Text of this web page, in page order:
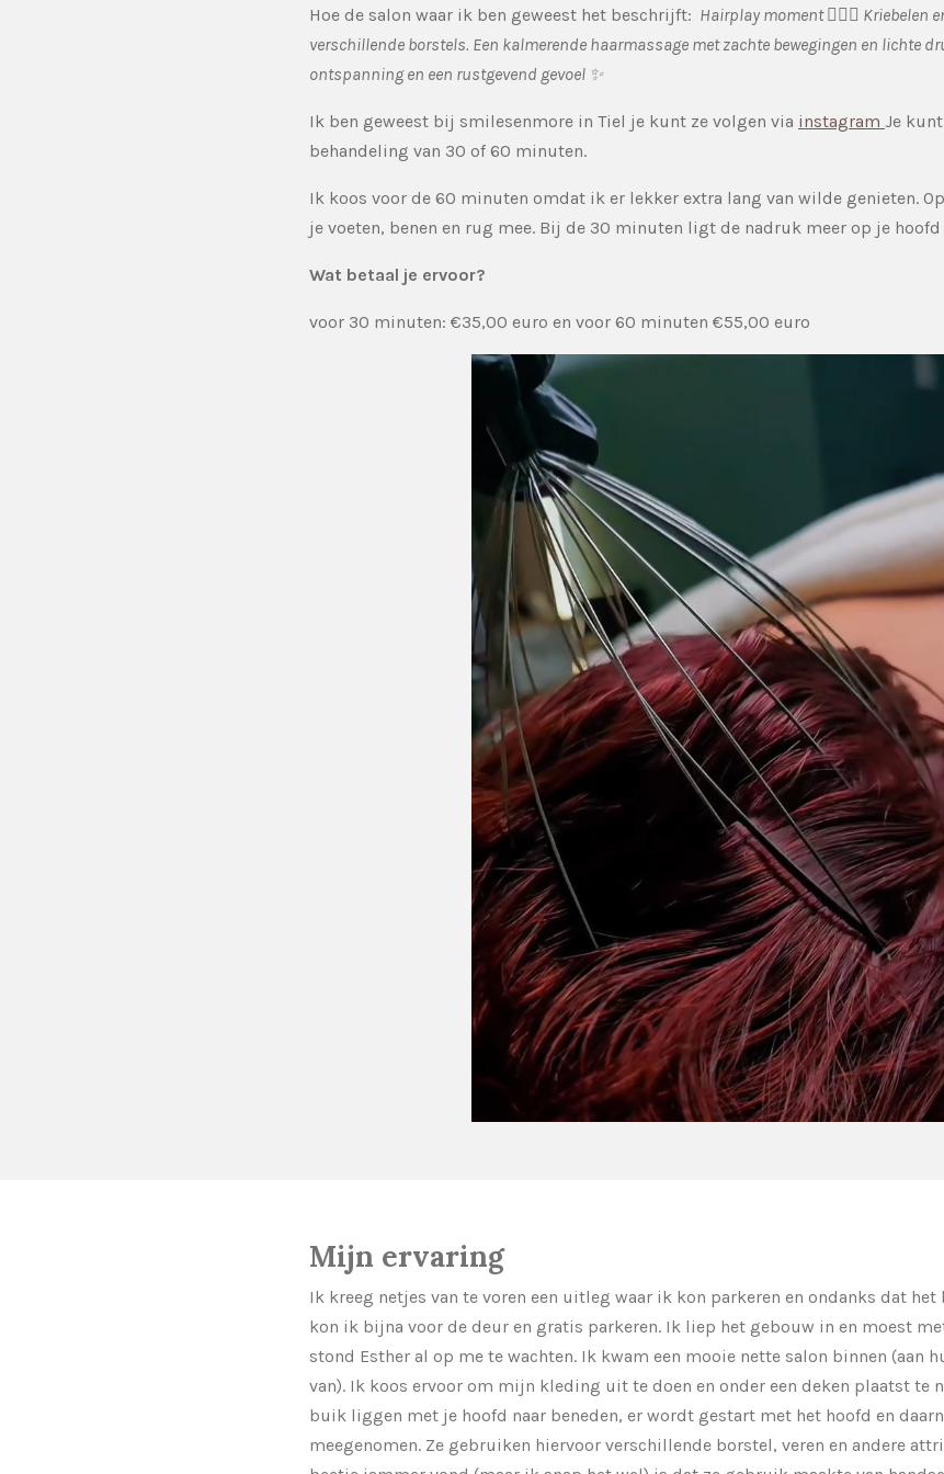
Hoe de salon waar ik ben geweest het beschrijft: Hairplay moment 💆🏼‍♀️ Kriebelen
verschillende borstels. Een kalmerende haarmassage met zachte bewegingen en lichte
ontspanning en een rustgevend gevoel ✨️
Ik ben geweest bij smilesenmore in Tiel je kunt ze volgen via instagram Je
behandeling van 30 of 60 minuten.
Ik koos voor de 60 minuten omdat ik er lekker extra lang van wilde genieten.
je voeten, benen en rug mee. Bij de 30 minuten ligt de nadruk meer op je hoofd
Wat betaal je ervoor?
voor 30 minuten: €35,00 euro en voor 60 minuten €55,00 euro
Mijn ervaring
Ik kreeg netjes van te voren een uitleg waar ik kon parkeren en ondanks dat
kon ik bijna voor de deur en gratis parkeren. Ik liep het gebouw in en moest
stond Esther al op me te wachten. Ik kwam een mooie nette salon binnen (aan
van). Ik koos ervoor om mijn kleding uit te doen en onder een deken plaatst te
buik liggen met je hoofd naar beneden, er wordt gestart met het hoofd en
meegenomen. Ze gebruiken hiervoor verschillende borstel, veren en andere